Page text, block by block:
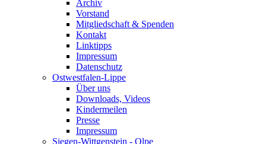
Archiv
Vorstand
Mitgliedschaft & Spenden
Kontakt
Linktipps
Impressum
Datenschutz
Ostwestfalen-Lippe
Über uns
Downloads, Videos
Kindermeilen
Presse
Impressum
Siegen-Wittgenstein - Olpe